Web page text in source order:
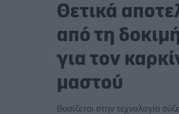
Θετικά
από τη
για τον
μαστού
Βασίζεται στην τεχνολογία